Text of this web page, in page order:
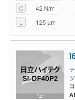
C
42 N/m
L
125 µm